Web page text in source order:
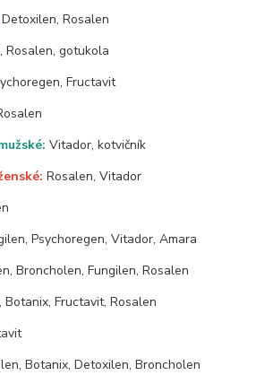
Detoxilen, Rosalen
Rosalen, gotukola
Fructavit
Vitador, kotvičník
Rosalen, Vitador
Psychoregen, Vitador, Amara
Broncholen, Fungilen, Rosalen
Botanix, Fructavit, Rosalen
Botanix, Detoxilen, Broncholen